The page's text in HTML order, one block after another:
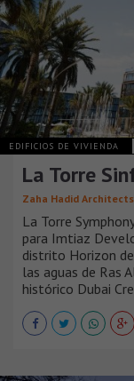
EDIFICIOS DE VIVIENDA
La Torre
Zaha Hadid Architects
La Torre
para Imtiaz
distrito Horizon
las aguas de Ras
histórico Dubai